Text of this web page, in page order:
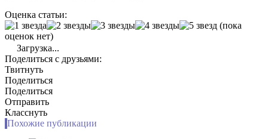
Оценка статьи:
(пока
оценок нет)
Загрузка...
Поделиться с друзьями:
Твитнуть
Поделиться
Поделиться
Отправить
Класснуть
Похожие публикации